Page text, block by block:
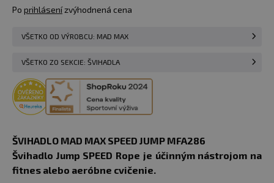
Po prihlásenízvýhodnená cena
VŠETKO OD VÝROBCU: MAD MAX
VŠETKO ZO SEKCIE: ŠVIHADLA
ŠVIHADLO MAD MAX SPEED JUMP MFA286
Švihadlo Jump SPEED Rope je účinným nástrojom na
fitnes alebo aeróbne cvičenie.